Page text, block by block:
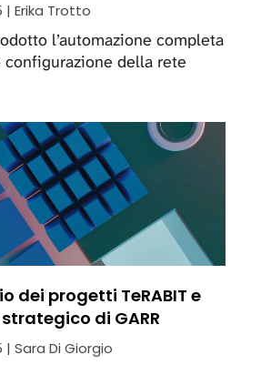
| Erika Trotto
l’automazione completa
della rete
dei progetti TeRABIT e
di GARR
| Sara Di Giorgio